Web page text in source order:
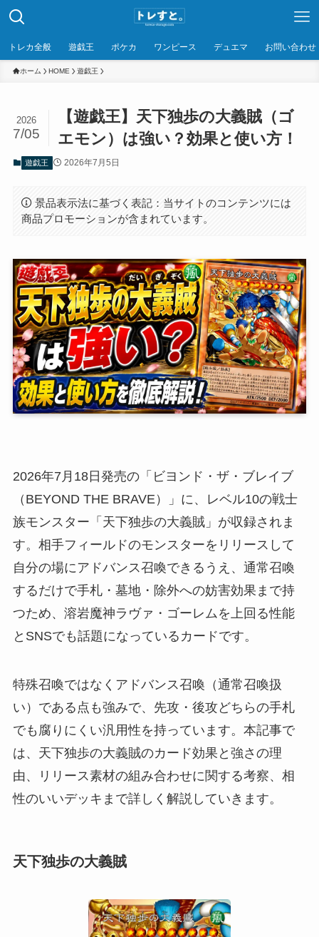
トレカ全般 遊戯王 ポケカ ワンピース デュエマ お問い合わせ
ホーム HOME 遊戯王
【遊戯王】天下独歩の大義賊（ゴ
エモン）は強い？効果と使い方！
2026
7/05
遊戯王 2026年7月5日
景品表示法に基づく表記：当サイトのコンテンツには
商品プロモーションが含まれています。
2026年7月18日発売の「ビヨンド・ザ・ブレイブ
（BEYOND THE BRAVE）」に、レベル10の戦士
族モンスター「天下独歩の大義賊」が収録されま
す。相手フィールドのモンスターをリリースして
自分の場にアドバンス召喚できるうえ、通常召喚
するだけで手札・墓地・除外への妨害効果まで持
つため、溶岩魔神ラヴァ・ゴーレムを上回る性能
とSNSでも話題になっているカードです。
特殊召喚ではなくアドバンス召喚（通常召喚扱
い）である点も強みで、先攻・後攻どちらの手札
でも腐りにくい汎用性を持っています。本記事で
は、天下独歩の大義賊のカード効果と強さの理
由、リリース素材の組み合わせに関する考察、相
性のいいデッキまで詳しく解説していきます。
天下独歩の大義賊